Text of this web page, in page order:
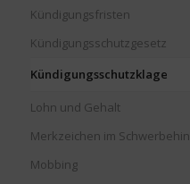
Kündigungsfristen
Kündigungsschutzgesetz
Kündigungsschutzklage
Lohn und Gehalt
Merkzeichen im
Mobbing